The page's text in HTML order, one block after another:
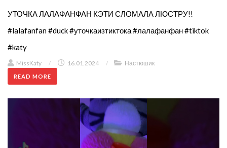
УТОЧКА ЛАЛАФАНФАН КЭТИ СЛОМАЛА ЛЮСТРУ!!
#lalafanfan #duck #уточкаизтиктока #лалафанфан #tiktok
#katy
MissKaty / 16.01.2024 / Настюшик
READ MORE